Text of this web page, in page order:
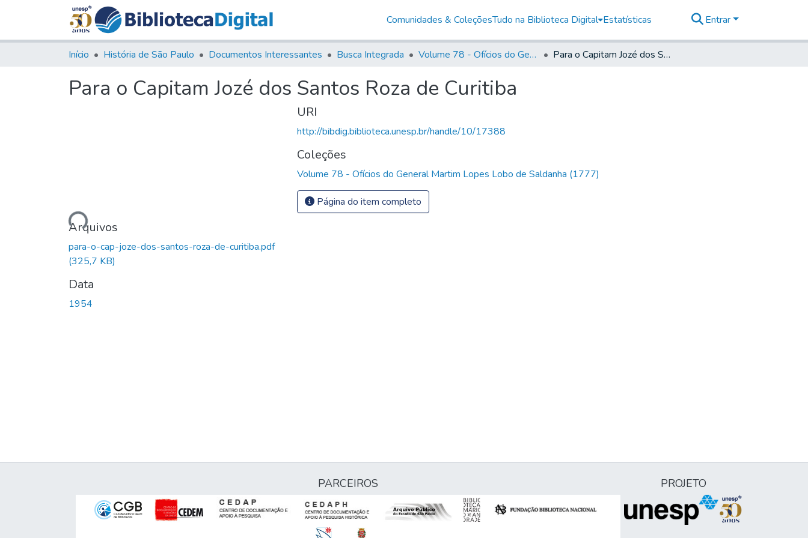
Comunidades & ColeçõesTudo na Biblioteca Digital Estatísticas Entrar
Início História de São Paulo Documentos Interessantes Busca Integrada Volume 78 - Ofícios do General Martim Lopes Lobo de Saldanha (1777) Para o Capitam Jozé dos Santos Roza de Curitiba
Para o Capitam Jozé dos Santos Roza de Curitiba
Carregando...Arquivos
para-o-cap-joze-dos-santos-roza-de-curitiba.pdf
(325,7 KB)
Data
1954
URI
http://bibdig.biblioteca.unesp.br/handle/10/17388
Coleções
Volume 78 - Ofícios do General Martim Lopes Lobo de Saldanha (1777)
Página do item completo
PARCEIROS PROJETO